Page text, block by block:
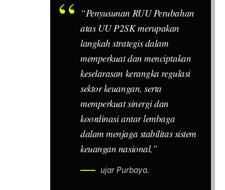
“Penyusunan RUU Perubahan
atas UU P2SK merupakan
langkah strategis dalam
memperkuat dan menciptakan
keselarasan kerangka regulasi
sektor keuangan, serta
memperkuat sinergi dan
koordinasi antar lembaga
dalam menjaga stabilitas sistem
keuangan nasional,”
ujar Purbaya.